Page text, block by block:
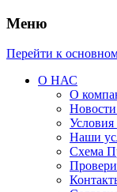
Меню
Перейти к
О НАС
О
Наши
Схема